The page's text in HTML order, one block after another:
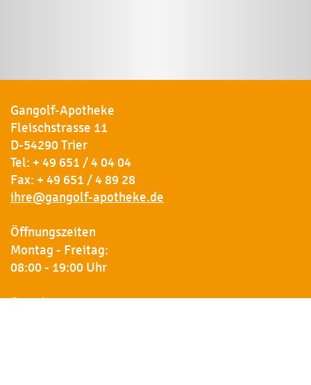
Gangolf-Apotheke
Fleischstrasse 11
D-54290 Trier
Tel: + 49 651 / 4 04 04
Fax: + 49 651 / 4 89 28
ihre@gangolf-apotheke.de
Öffnungszeiten
Montag - Freitag:
08:00 - 19:00 Uhr
Samstag: